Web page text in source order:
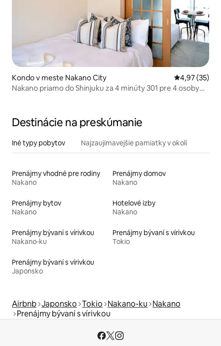
Kondo v meste Nakano City Priemerné
4,97 (35)
Nakano priamo do Shinjuku za 4 minúty 301 pre 4 osoby
Shibuya, Ikebukuro
Destinácie na preskúmanie
Iné typy pobytov Najzaujímavejšie pamiatky v okolí
Prenájmy vhodné pre rodiny
Nakano
Prenájmy domov
Nakano
Prenájmy bytov
Nakano
Hotelové izby
Nakano
Prenájmy bývaní s vírivkou
Nakano-ku
Prenájmy bývaní s vírivkou
Tokio
Prenájmy bývaní s vírivkou
Japonsko
Airbnb Japonsko Tokio Nakano-ku Nakano
Prenájmy bývaní s vírivkou